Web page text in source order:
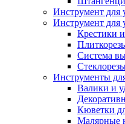
Инструмент для
Инструмент для
Крестики
Система
Инструменты
Валики и
Кюветки
Малярные